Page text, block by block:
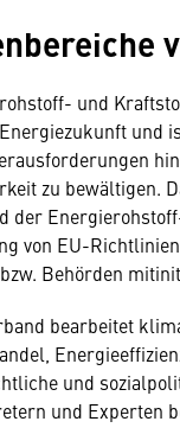
und
und
zu bewältigen.
der
von EU-
Behörden
bearbeitet
und
und Experten